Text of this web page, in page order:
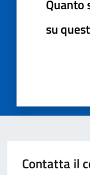
Quanto
su
Contatta il